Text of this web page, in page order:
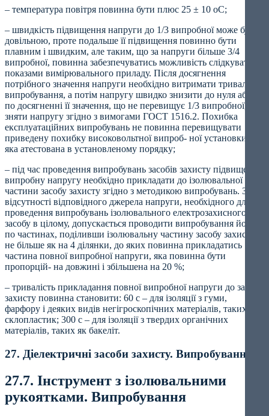
– температура повітря повинна бути плюс 25 ± 10 oС;
– швидкість підвищення напруги до 1/3 випробної може бути
довільною, проте подальше її підвищення повинно бути
плавним і швидким, але таким, що за напруги більше 3/4
випробної, повинна забезпечуватись можливість слідкувати за
показами вимірювального приладу. Після досягнення
потрібного значення напруги необхідно витримати тривалість
випробування, а потім напругу швидко знизити до нуля або,
по досягненні її значення, що не перевищує 1/3 випробної,
зняти напругу згідно з вимогами ГОСТ 1516.2. Похибка
експлуатаційних випробувань не повинна перевищувати
приведену похибку високовольтної випроб- ної установки,
яка атестована в установленому порядку;
– під час проведення випробувань засобів захисту підвищену
випробну напругу необхідно прикладати до ізолювальної
частини засобу захисту згідно з методикою випробувань. За
відсутності відповідного джерела напруги, необхідного для
проведення випробувань ізолювального електрозахисного
засобу в цілому, допускається проводити випробування йо- го
по частинах, поділивши ізолювальну частину засобу захисту
не більше як на 4 ділянки, до яких повинна прикладатись
частина повної випробної напруги, яка повинна бути
пропорцій- на довжині і збільшена на 20 %;
– тривалість прикладання повної випробної напруги до засобу
захисту повинна становити: 60 с – для ізоляції з гуми,
фарфору і деяких видів негігроскопічних матеріалів, таких як
склопластик; 300 с – для ізоляції з твердих органічних
матеріалів, таких як бакеліт.
27. Діелектричні засоби захисту. Випробування
27.7. Інструмент з ізолювальними
рукоятками. Випробування